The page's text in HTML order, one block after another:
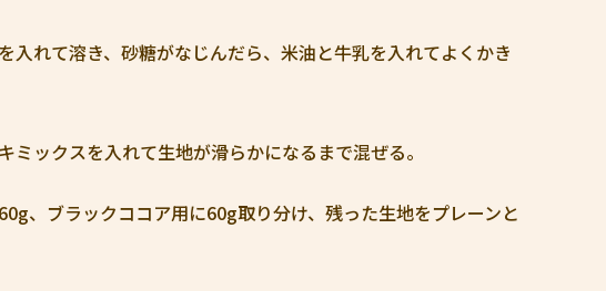
入れて溶き、砂糖がなじんだら、米油と牛乳を入れてよくかき
ミックスを入れて生地が滑らかになるまで混ぜる。
、ブラックココア用に60g取り分け、残った生地をプレーンと